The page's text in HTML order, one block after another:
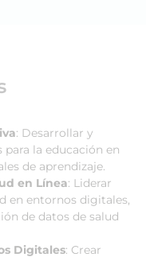
: Desarrollar y
la educación en
de aprendizaje.
en Línea: Liderar
en entornos digitales,
de datos de salud
Digitales: Crear